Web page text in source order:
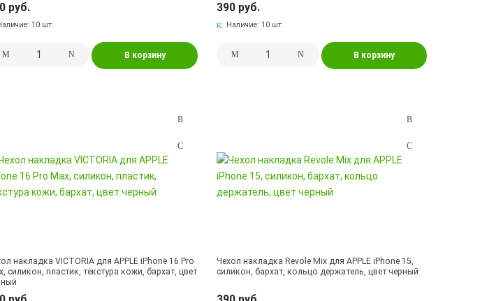
руб.
10 шт.
В корзину
390 руб.
Наличие: 10 шт.
В корзину
накладка VICTORIA для APPLE iPhone 16 Pro
силикон, пластик, текстура кожи, бархат, цвет
Чехол накладка Revole Mix для APPLE iPhone 15,
силикон, бархат, кольцо держатель, цвет черный